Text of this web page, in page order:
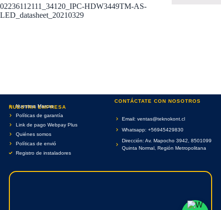
02236112111_34120_IPC-HDW3449TM-AS-
LED_datasheet_20210329
NUESTRA EMPRESA
Nuestras Marcas
Políticas de garantía
Link de pago Webpay Plus
Quiénes somos
Políticas de envió
Registro de instaladores
CONTÁCTATE CON NOSOTROS
Email: ventas@teknokont.cl
Whatsapp: +56945429830
Dirección: Av. Mapocho 3942, 8501099
Quinta Normal, Región Metropolitana